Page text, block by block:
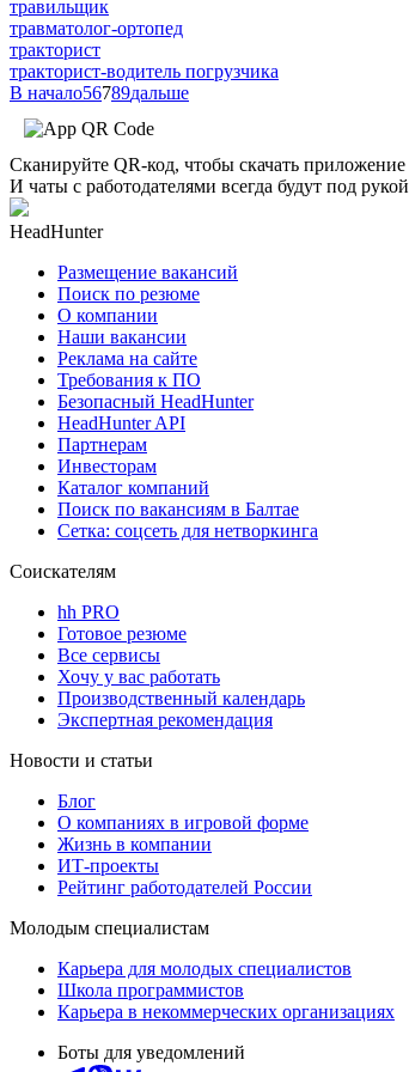
травильщик
травматолог-ортопед
тракторист
тракторист-водитель погрузчика
В начало56789дальше
Сканируйте QR-код, чтобы скачать приложение
И чаты с работодателями всегда будут под рукой
HeadHunter
Размещение вакансий
Поиск по резюме
О компании
Наши вакансии
Реклама на сайте
Требования к ПО
Безопасный HeadHunter
HeadHunter API
Партнерам
Инвесторам
Каталог компаний
Поиск по вакансиям в Балтае
Сетка: соцсеть для нетворкинга
Соискателям
hh PRO
Готовое резюме
Все сервисы
Хочу у вас работать
Производственный календарь
Экспертная рекомендация
Новости и статьи
Блог
О компаниях в игровой форме
Жизнь в компании
ИТ-проекты
Рейтинг работодателей России
Молодым специалистам
Карьера для молодых специалистов
Школа программистов
Карьера в некоммерческих организациях
Боты для уведомлений